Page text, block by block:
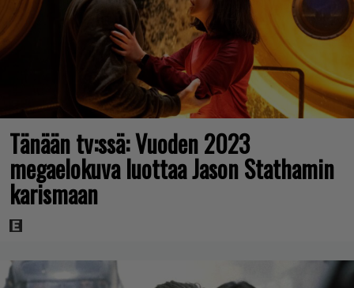
Tänään tv:ssä: Vuoden 2023
megaelokuva luottaa Jason Stathamin
karismaan